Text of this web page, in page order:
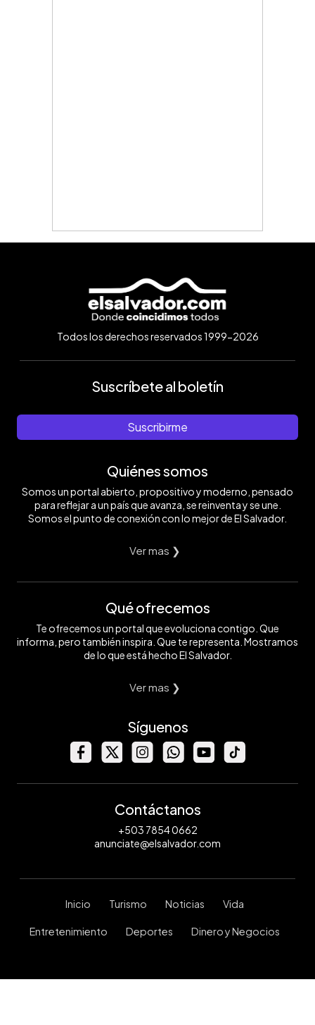
Todos los derechos reservados 1999-2026
Suscríbete al boletín
Suscribirme
Quiénes somos
Somos un portal abierto, propositivo y moderno, pensado
para reflejar a un país que avanza, se reinventa y se une.
Somos el punto de conexión con lo mejor de El Salvador.
Ver mas ❯
Qué ofrecemos
Te ofrecemos un portal que evoluciona contigo. Que
informa, pero también inspira. Que te representa. Mostramos
de lo que está hecho El Salvador.
Ver mas ❯
Síguenos
Contáctanos
+503 7854 0662
anunciate@elsalvador.com
Inicio Turismo Noticias Vida
Entretenimiento Deportes Dinero y Negocios